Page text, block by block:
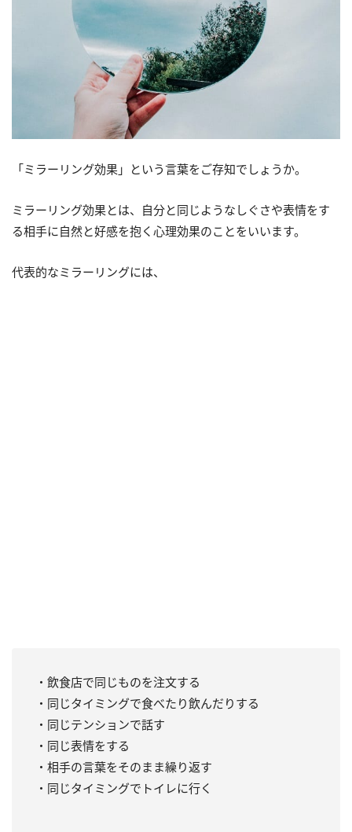
「ミラーリング効果」という言葉をご存知でしょうか。
ミラーリング効果とは、自分と同じようなしぐさや表情をす
る相手に自然と好感を抱く心理効果のことをいいます。
代表的なミラーリングには、
・飲食店で同じものを注文する
・同じタイミングで食べたり飲んだりする
・同じテンションで話す
・同じ表情をする
・相手の言葉をそのまま繰り返す
・同じタイミングでトイレに行く